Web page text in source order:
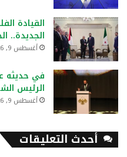
القيادة
الجديدة..
أغسطس 9, 2026
في حديثه
الرئيس
أغسطس 9, 2026
أحدث التعليقات